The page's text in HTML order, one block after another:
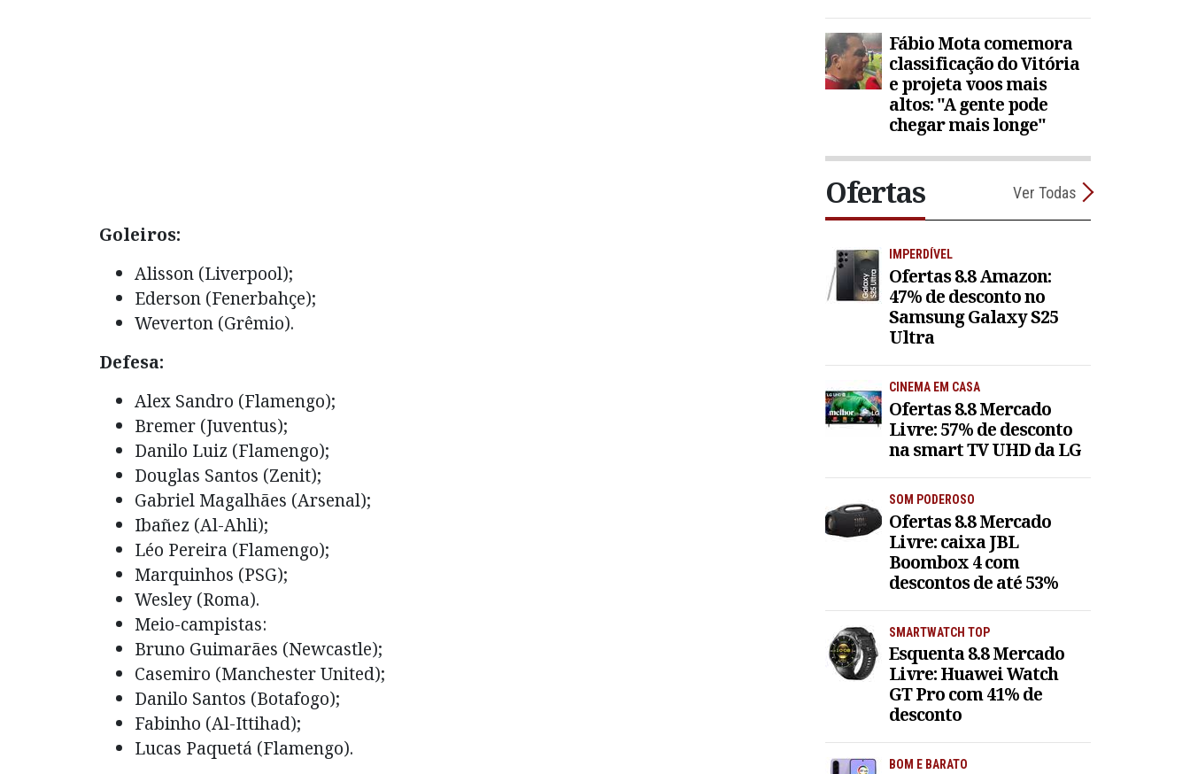
Goleiros:
Alisson (Liverpool);
Ederson (Fenerbahçe);
Weverton (Grêmio).
Defesa:
Alex Sandro (Flamengo);
Bremer (Juventus);
Danilo Luiz (Flamengo);
Douglas Santos (Zenit);
Gabriel Magalhães (Arsenal);
Ibañez (Al-Ahli);
Léo Pereira (Flamengo);
Marquinhos (PSG);
Wesley (Roma).
Meio-campistas:
Bruno Guimarães (Newcastle);
Casemiro (Manchester United);
Danilo Santos (Botafogo);
Fabinho (Al-Ittihad);
Lucas Paquetá (Flamengo).
Fábio Mota comemora
classificação do Vitória
e projeta voos mais
altos: "A gente pode
chegar mais longe"
Ofertas Ver Todas
IMPERDÍVEL
Ofertas 8.8 Amazon:
47% de desconto no
Samsung Galaxy S25
Ultra
CINEMA EM CASA
Ofertas 8.8 Mercado
Livre: 57% de desconto
na smart TV UHD da LG
SOM PODEROSO
Ofertas 8.8 Mercado
Livre: caixa JBL
Boombox 4 com
descontos de até 53%
SMARTWATCH TOP
Esquenta 8.8 Mercado
Livre: Huawei Watch
GT Pro com 41% de
desconto
BOM E BARATO